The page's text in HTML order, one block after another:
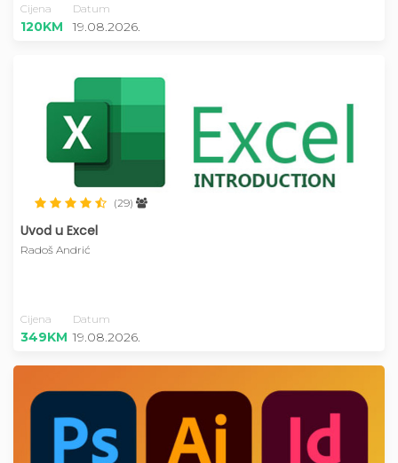
Cijena Datum
120KM 19.08.2026.
(29)
Uvod u Excel
Radoš Andrić
Cijena Datum
349KM 19.08.2026.